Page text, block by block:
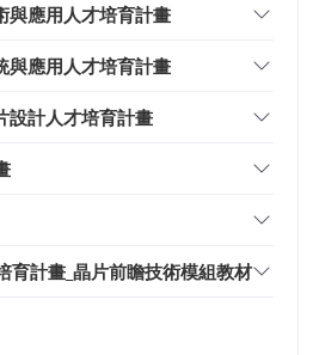
應用人才培育計畫
應用人才培育計畫
設計人才培育計畫
育計畫_晶片前瞻技術模組教材